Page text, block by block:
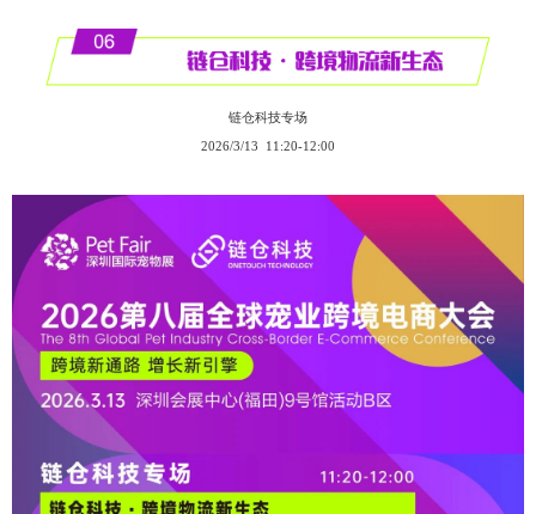
链仓科技专场
2026/3/13 11:20-12:00